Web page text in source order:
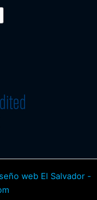
web El Salvador -